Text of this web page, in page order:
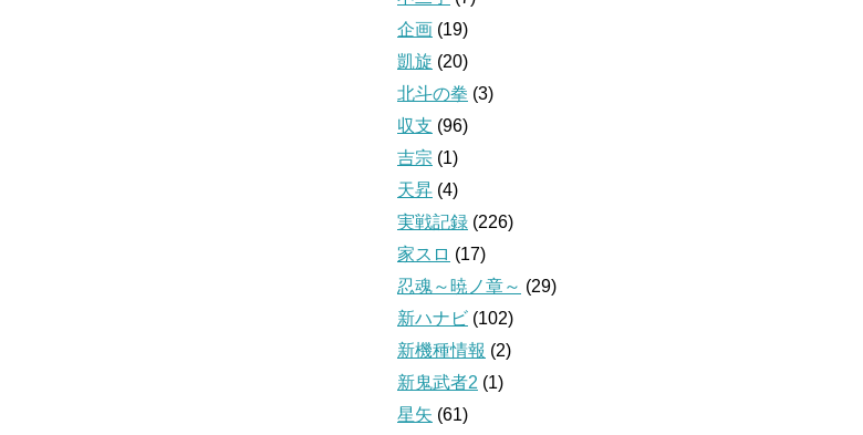
企画 (19)
凱旋 (20)
北斗の拳 (3)
収支 (96)
吉宗 (1)
天昇 (4)
実戦記録 (226)
家スロ (17)
忍魂～暁ノ章～ (29)
新ハナビ (102)
新機種情報 (2)
新鬼武者2 (1)
星矢 (61)